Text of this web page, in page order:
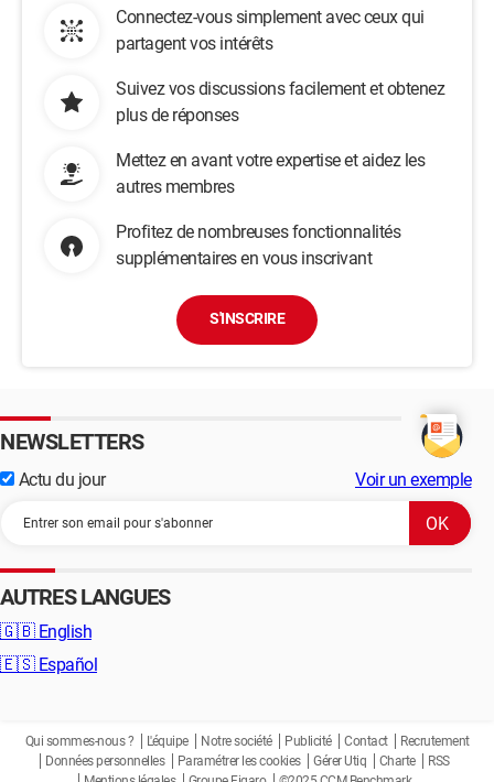
Connectez-vous simplement avec ceux qui
partagent vos intérêts
Suivez vos discussions facilement et obtenez
plus de réponses
Mettez en avant votre expertise et aidez les
autres membres
Profitez de nombreuses fonctionnalités
supplémentaires en vous inscrivant
S'INSCRIRE
NEWSLETTERS
Actu du jour Voir un exemple
AUTRES LANGUES
🇬🇧 English
🇪🇸 Español
Qui sommes-nous ? L'équipe Notre société Publicité Contact
Recrutement
Données personnelles
Paramétrer les cookies Gérer Utiq Charte
RSS